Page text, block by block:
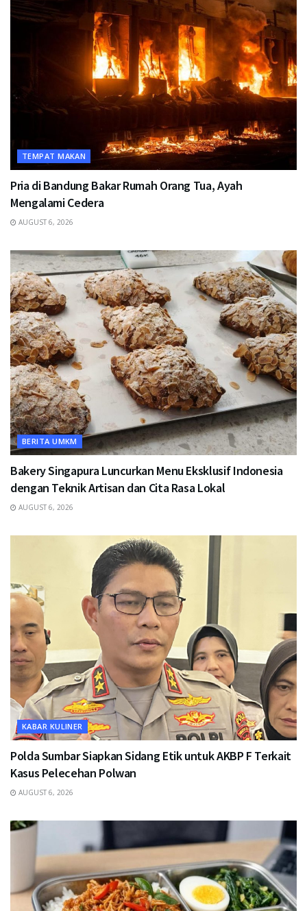
TEMPAT MAKAN
Pria di Bandung Bakar Rumah Orang Tua, Ayah
Mengalami Cedera
AUGUST 6, 2026
BERITA UMKM
Bakery Singapura Luncurkan Menu Eksklusif Indonesia
dengan Teknik Artisan dan Cita Rasa Lokal
AUGUST 6, 2026
KABAR KULINER
Polda Sumbar Siapkan Sidang Etik untuk AKBP F Terkait
Kasus Pelecehan Polwan
AUGUST 6, 2026